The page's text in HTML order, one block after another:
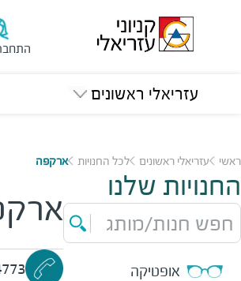
עזריאלי ראשונים
ראשי עזריאלי ראשונים לכל החנויות ארקפה
החנויות שלנו
חפש חנות/מותג
אופטיקה